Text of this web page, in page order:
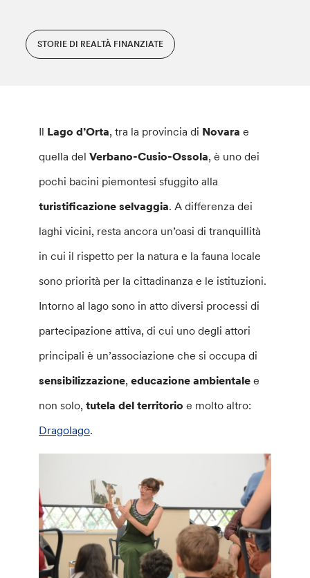
STORIE DI REALTÀ FINANZIATE
Il Lago d’Orta, tra la provincia di Novara e
quella delVerbano-Cusio-Ossola, è uno dei
pochi bacini piemontesi sfuggito alla
turistificazione selvaggia. A differenza dei
laghi vicini, resta ancora un’oasi di tranquillità
in cui il rispetto per la natura e la fauna locale
sono priorità per la cittadinanza e le istituzioni.
Intorno al lago sono in atto diversi processi di
partecipazione attiva, di cui uno degli attori
principali è un’associazione che si occupa di
sensibilizzazione,educazione ambientale e
non solo,tutela del territorio e molto altro:
Dragolago.